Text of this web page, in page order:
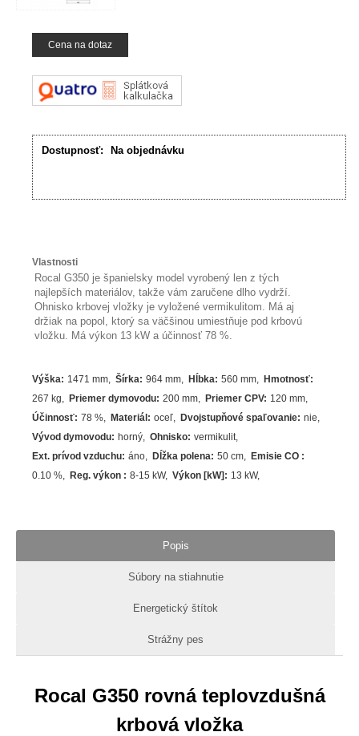
Cena na dotaz
Dostupnosť: Na objednávku
Vlastnosti
Rocal G350 je španielsky model vyrobený len z tých
najlepších materiálov, takže vám zaručene dlho vydrží.
Ohnisko krbovej vložky je vyložené vermikulitom. Má aj
držiak na popol, ktorý sa väčšinou umiestňuje pod krbovú
vložku. Má výkon 13 kW a účinnosť 78 %.
Výška: 1471 mm Šírka: 964 mm Hĺbka: 560 mm Hmotnosť:
267 kg
Priemer dymovodu: 200 mm Priemer CPV: 120 mm
Účinnosť: 78% Materiál : oceľ Dvojstupňové spaľovanie: nie
Vývod dymovodu: horný Ohnisko: vermikulit
Ext. prívod vzduchu: áno Dĺžka polena: 50 cm Emisie CO :
0.10 %
Reg. výkon : 8-15 kW Výkon [kW] : 13 kW
Popis
Súbory na stiahnutie
Energetický štítok
Strážny pes
Rocal G350 rovná teplovzdušná
krbová vložka